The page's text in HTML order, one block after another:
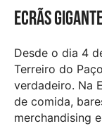
Ecrãs
Desde o dia 4
Terreiro do
verdadeiro. Na
de comida,
merchandising